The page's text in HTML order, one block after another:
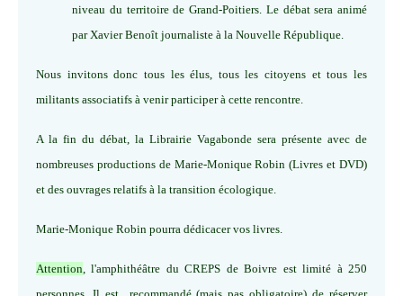
niveau du territoire de Grand-Poitiers. Le débat sera animé
par Xavier Benoît journaliste à la Nouvelle République.
Nous invitons donc tous les élus, tous les citoyens et tous les
militants associatifs à venir participer à cette rencontre.
A la fin du débat, la Librairie Vagabonde sera présente avec de
nombreuses productions de Marie-Monique Robin (Livres et DVD)
et des ouvrages relatifs à la transition écologique.
Marie-Monique Robin pourra dédicacer vos livres.
Attention, l'amphithéâtre du CREPS de Boivre est limité à 250